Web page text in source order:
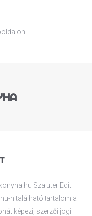
Szaluter Edit
n található tartalom a
képezi, szerzői jogi